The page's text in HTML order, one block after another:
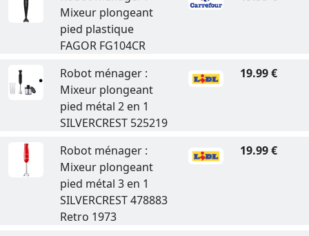
Mixeur plongeant
pied plastique
FAGOR FG104CR
Robot ménager :
Mixeur plongeant
pied métal 2 en 1
SILVERCREST 525219
19.99 €
Robot ménager :
Mixeur plongeant
pied métal 3 en 1
SILVERCREST 478883
Retro 1973
19.99 €